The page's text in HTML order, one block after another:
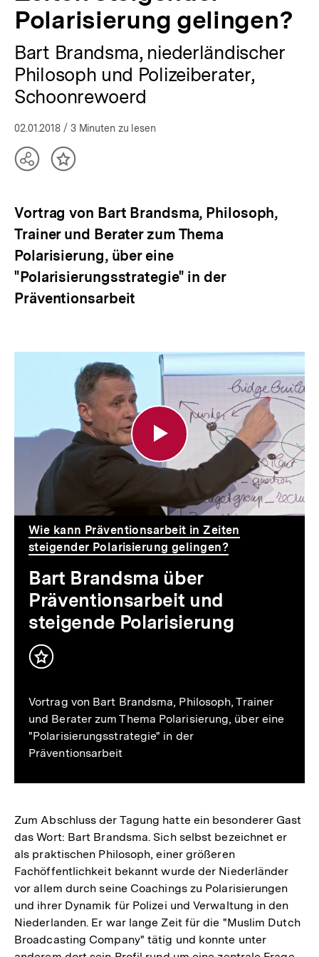
Polarisierung gelingen?
Bart Brandsma, niederländischer
Philosoph und Polizeiberater,
Schoonrewoerd
02.01.2018 / 3 Minuten zu lesen
TeilenInhalt
Vortrag von Bart Brandsma, Philosoph,
Trainer und Berater zum Thema
Polarisierung, über eine
"Polarisierungsstrategie" in der
Präventionsarbeit
Brandsma
Präventionsarbeit
und
steigende
Polarisierung
Wie kann Präventionsarbeit in Zeiten
steigender Polarisierung gelingen?
Bart Brandsma über
Präventionsarbeit und
steigende Polarisierung
Inhalt
Vortrag von Bart Brandsma, Philosoph, Trainer
und Berater zum Thema Polarisierung, über eine
"Polarisierungsstrategie" in der
Präventionsarbeit
Zum Abschluss der Tagung hatte ein besonderer Gast
das Wort: Bart Brandsma. Sich selbst bezeichnet er
als praktischen Philosoph, einer größeren
Fachöffentlichkeit bekannt wurde der Niederländer
vor allem durch seine Coachings zu Polarisierungen
und ihrer Dynamik für Polizei und Verwaltung in den
Niederlanden. Er war lange Zeit für die "Muslim Dutch
Broadcasting Company" tätig und konnte unter